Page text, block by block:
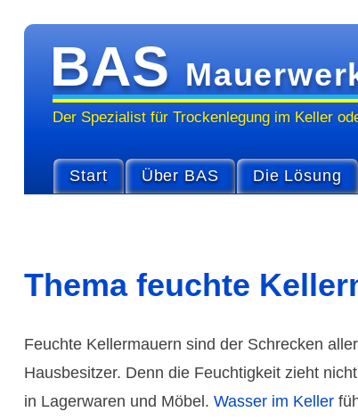
BAS
Der Spezialist für Trocken­legung im Keller
Start Über BAS Die Lösung
Thema feuchte
Feuchte Keller­mauern sind der Schrecken aller
Hausbe­sitzer. Denn die Feuchtig­keit zieht
in Lager­waren und Möbel. Wasser im Keller